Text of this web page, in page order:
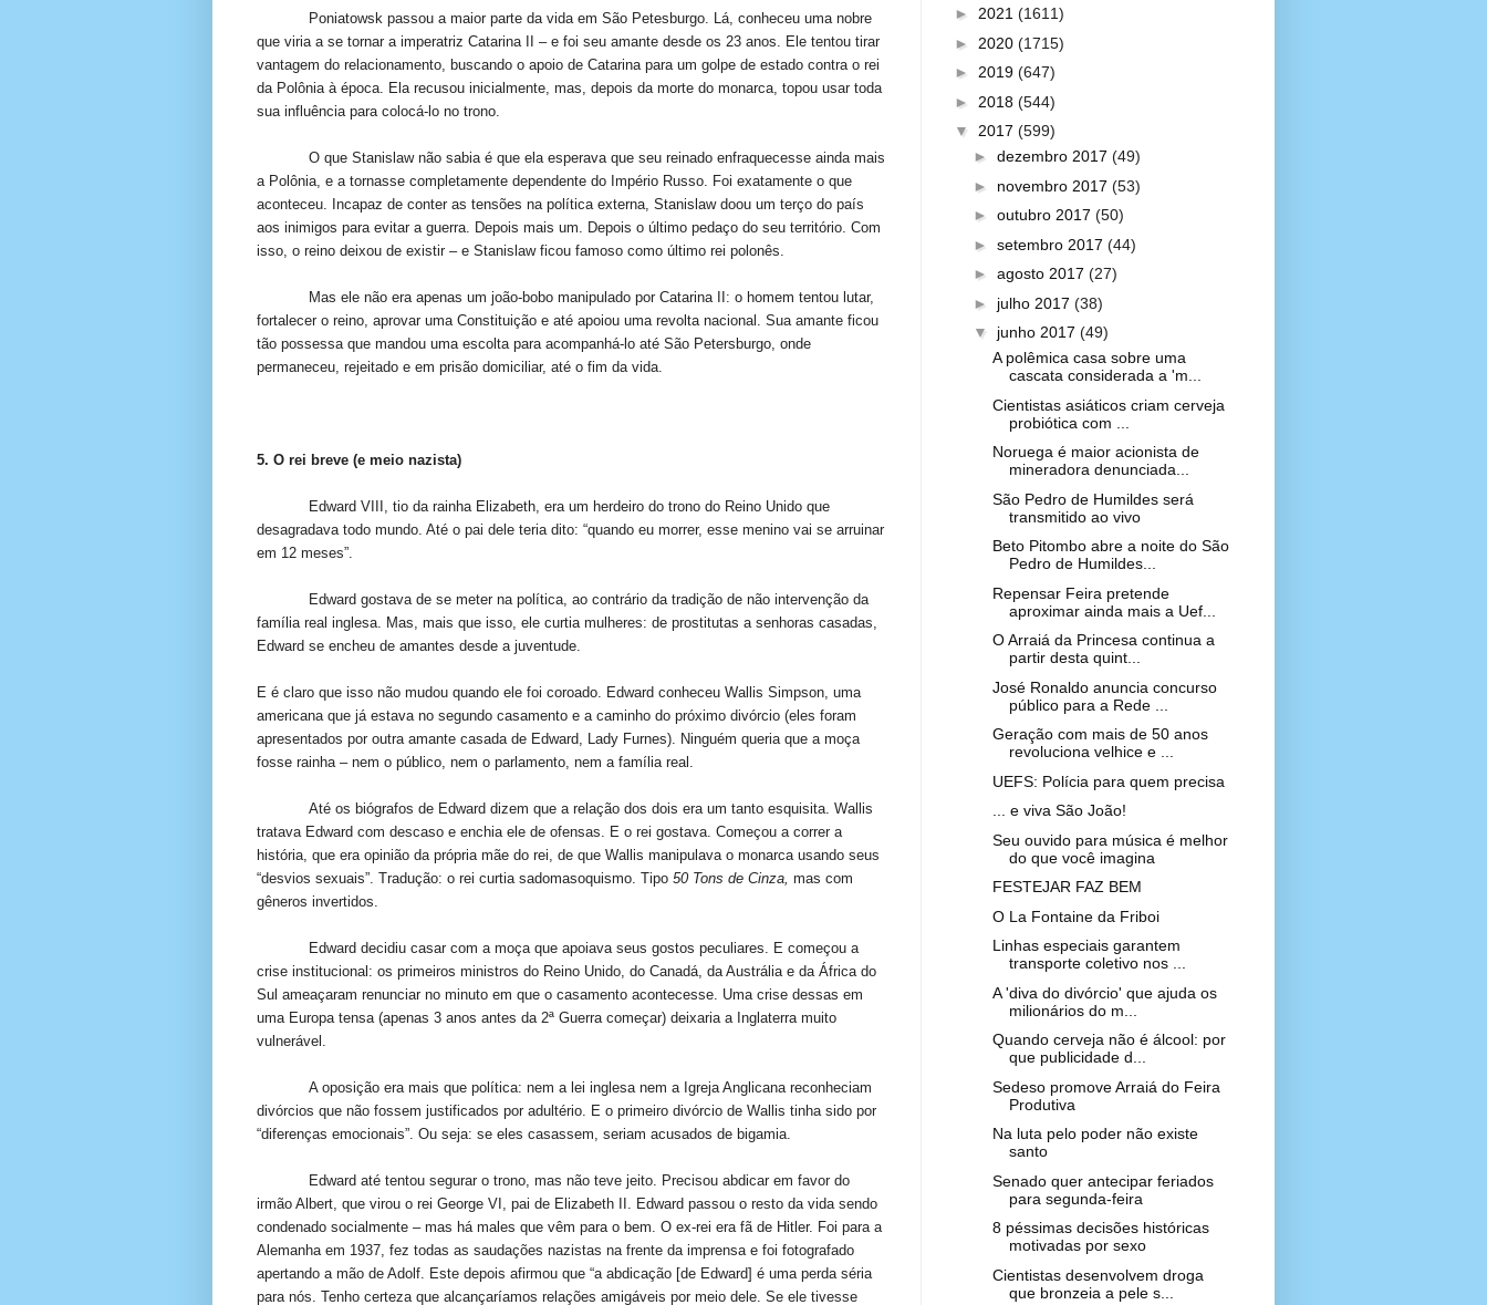
Poniatowsk passou a maior parte da vida em São Petesburgo. Lá, conheceu uma nobre
que viria a se tornar a imperatriz Catarina II – e foi seu amante desde os 23 anos. Ele tentou tirar
vantagem do relacionamento, buscando o apoio de Catarina para um golpe de estado contra o rei
da Polônia à época. Ela recusou inicialmente, mas, depois da morte do monarca, topou usar toda
sua influência para colocá-lo no trono.
O que Stanislaw não sabia é que ela esperava que seu reinado enfraquecesse ainda mais
a Polônia, e a tornasse completamente dependente do Império Russo. Foi exatamente o que
aconteceu. Incapaz de conter as tensões na política externa, Stanislaw doou um terço do país
aos inimigos para evitar a guerra. Depois mais um. Depois o último pedaço do seu território. Com
isso, o reino deixou de existir – e Stanislaw ficou famoso como último rei polonês.
Mas ele não era apenas um joão-bobo manipulado por Catarina II: o homem tentou lutar,
fortalecer o reino, aprovar uma Constituição e até apoiou uma revolta nacional. Sua amante ficou
tão possessa que mandou uma escolta para acompanhá-lo até São Petersburgo, onde
permaneceu, rejeitado e em prisão domiciliar, até o fim da vida.
5. O rei breve (e meio nazista)
Edward VIII, tio da rainha Elizabeth, era um herdeiro do trono do Reino Unido que
desagradava todo mundo. Até o pai dele teria dito: “quando eu morrer, esse menino vai se arruinar
em 12 meses”.
Edward gostava de se meter na política, ao contrário da tradição de não intervenção da
família real inglesa. Mas, mais que isso, ele curtia mulheres: de prostitutas a senhoras casadas,
Edward se encheu de amantes desde a juventude.
E é claro que isso não mudou quando ele foi coroado. Edward conheceu Wallis Simpson, uma
americana que já estava no segundo casamento e a caminho do próximo divórcio (eles foram
apresentados por outra amante casada de Edward, Lady Furnes). Ninguém queria que a moça
fosse rainha – nem o público, nem o parlamento, nem a família real.
Até os biógrafos de Edward dizem que a relação dos dois era um tanto esquisita. Wallis
tratava Edward com descaso e enchia ele de ofensas. E o rei gostava. Começou a correr a
história, que era opinião da própria mãe do rei, de que Wallis manipulava o monarca usando seus
“desvios sexuais”. Tradução: o rei curtia sadomasoquismo. Tipo 50 Tons de Cinza, mas com
gêneros invertidos.
Edward decidiu casar com a moça que apoiava seus gostos peculiares. E começou a
crise institucional: os primeiros ministros do Reino Unido, do Canadá, da Austrália e da África do
Sul ameaçaram renunciar no minuto em que o casamento acontecesse. Uma crise dessas em
uma Europa tensa (apenas 3 anos antes da 2ª Guerra começar) deixaria a Inglaterra muito
vulnerável.
A oposição era mais que política: nem a lei inglesa nem a Igreja Anglicana reconheciam
divórcios que não fossem justificados por adultério. E o primeiro divórcio de Wallis tinha sido por
“diferenças emocionais”. Ou seja: se eles casassem, seriam acusados de bigamia.
Edward até tentou segurar o trono, mas não teve jeito. Precisou abdicar em favor do
irmão Albert, que virou o rei George VI, pai de Elizabeth II. Edward passou o resto da vida sendo
condenado socialmente – mas há males que vêm para o bem. O ex-rei era fã de Hitler. Foi para a
Alemanha em 1937, fez todas as saudações nazistas na frente da imprensa e foi fotografado
apertando a mão de Adolf. Este depois afirmou que “a abdicação [de Edward] é uma perda séria
para nós. Tenho certeza que alcançaríamos relações amigáveis por meio dele. Se ele tivesse
► 2021 (1611)
► 2020 (1715)
► 2019 (647)
► 2018 (544)
▼ 2017 (599)
► dezembro 2017 (49)
► novembro 2017 (53)
► outubro 2017 (50)
► setembro 2017 (44)
► agosto 2017 (27)
► julho 2017 (38)
▼ junho 2017 (49)
A polêmica casa sobre uma
cascata considerada a 'm...
Cientistas asiáticos criam cerveja
probiótica com ...
Noruega é maior acionista de
mineradora denunciada...
São Pedro de Humildes será
transmitido ao vivo
Beto Pitombo abre a noite do São
Pedro de Humildes...
Repensar Feira pretende
aproximar ainda mais a Uef...
O Arraiá da Princesa continua a
partir desta quint...
José Ronaldo anuncia concurso
público para a Rede ...
Geração com mais de 50 anos
revoluciona velhice e ...
UEFS: Polícia para quem precisa
... e viva São João!
Seu ouvido para música é melhor
do que você imagina
FESTEJAR FAZ BEM
O La Fontaine da Friboi
Linhas especiais garantem
transporte coletivo nos ...
A 'diva do divórcio' que ajuda os
milionários do m...
Quando cerveja não é álcool: por
que publicidade d...
Sedeso promove Arraiá do Feira
Produtiva
Na luta pelo poder não existe
santo
Senado quer antecipar feriados
para segunda-feira
8 péssimas decisões históricas
motivadas por sexo
Cientistas desenvolvem droga
que bronzeia a pele s...